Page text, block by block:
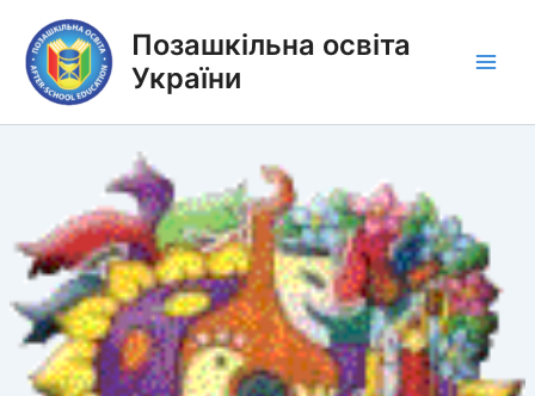
вмісту
Позашкільна освіта
України